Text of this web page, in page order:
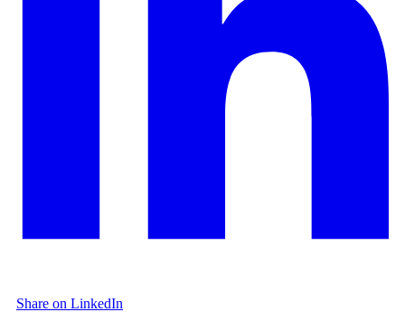
Share on LinkedIn